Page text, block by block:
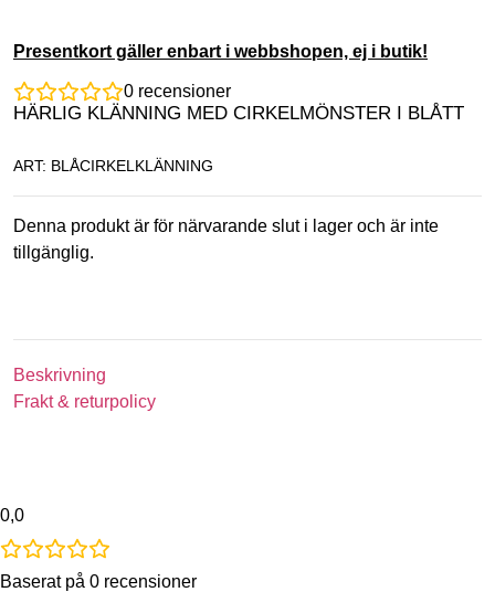
Presentkort gäller enbart i webbshopen, ej i butik!
0 recensioner
HÄRLIG KLÄNNING MED CIRKELMÖNSTER I BLÅTT
ART: BLÅCIRKELKLÄNNING
Denna produkt är för närvarande slut i lager och är inte
tillgänglig.
Beskrivning
Frakt & returpolicy
0,0
Baserat på 0 recensioner